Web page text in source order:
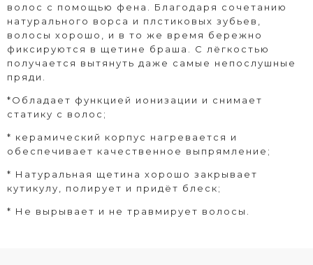
волос с помощью фена. Благодаря сочетанию
натурального ворса и плстиковых зубьев,
волосы хорошо, и в то же время бережно
фиксируются в щетине браша. С лёгкостью
получается вытянуть даже самые непослушные
пряди.
*Обладает функцией ионизации и снимает
статику с волос;
* керамический корпус нагревается и
обеспечивает качественное выпрямление;
* Натуральная щетина хорошо закрывает
кутикулу, полирует и придёт блеск;
* Не вырывает и не травмирует волосы.